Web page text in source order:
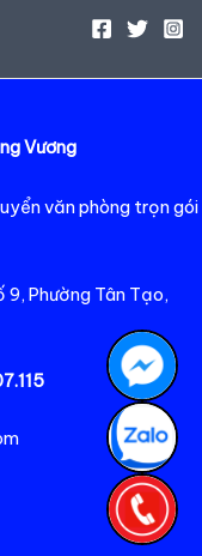
Vương
văn phòng trọn gói
Phường Tân Tạo,